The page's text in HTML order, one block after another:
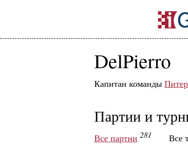
DelPierro
Капитан команды
Партии и
Все партии 281 Все